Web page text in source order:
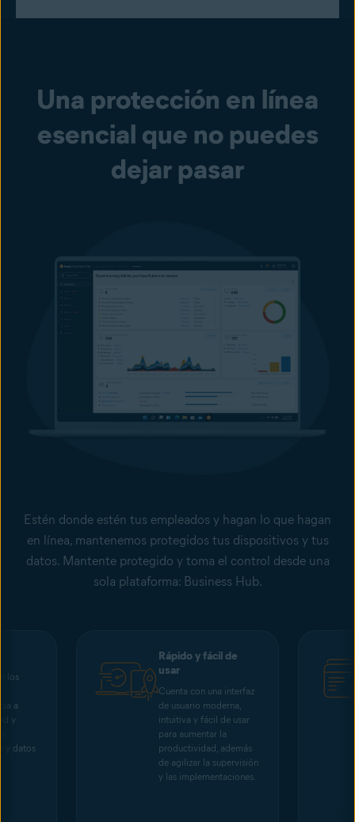
Una protección en línea
esencial que no puedes
dejar pasar
Estén donde estén tus empleados y hagan lo que hagan
en línea, mantenemos protegidos tus dispositivos y tus
datos. Mantente protegido y toma el control desde una
sola plataforma: Business Hub.
los
a
y
y datos
Rápido y fácil de
usar
Cuenta con una interfaz
de usuario moderna,
intuitiva y fácil de usar
para aumentar la
productividad, además
de agilizar la supervisión
y las implementaciones.